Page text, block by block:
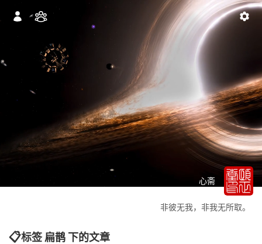
心斋
非彼无我，非我无所取。
标签 扁鹊 下的文章